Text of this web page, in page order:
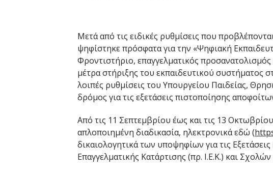
Μετά από τις ειδικές ρυθμίσεις που
ψηφίστηκε πρόσφατα για την «Ψηφιακή
Φροντιστήριο, επαγγελματικός
μέτρα στήριξης του εκπαιδευτικού συστήματος
λοιπές ρυθμίσεις του Υπουργείου Παιδείας,
δρόμος για τις εξετάσεις πιστοποίησης
Από τις 11 Σεπτεμβρίου έως και τις 13
απλοποιημένη διαδικασία, ηλεκτρονικά εδώ (
δικαιολογητικά των υποψηφίων για τις
Επαγγελματικής Κατάρτισης (πρ. Ι.Ε.Κ.) και